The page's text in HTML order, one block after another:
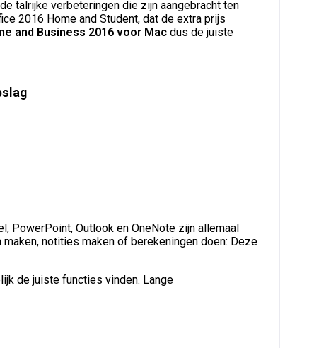
talrijke verbeteringen die zijn aangebracht ten
2016 Home and Student, dat de extra prijs
and Business 2016 voor Mac dus de juiste
PowerPoint, Outlook en OneNote zijn allemaal
notities maken of berekeningen doen: Deze
de juiste functies vinden. Lange